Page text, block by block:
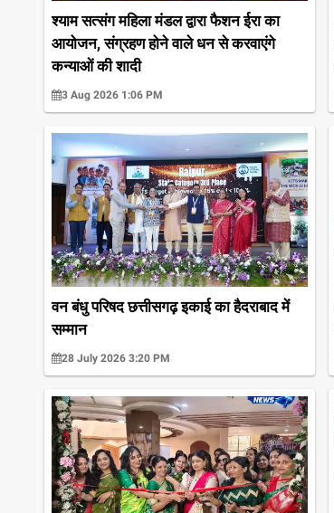
श्याम सत्संग महिला मंडल द्वारा फैशन ईरा का
आयोजन, संग्रहण होने वाले धन से करवाएंगे
कन्याओं की शादी
3 Aug 2026 1:06 PM
वन बंधु परिषद छत्तीसगढ़ इकाई का हैदराबाद में
सम्मान
28 July 2026 3:20 PM